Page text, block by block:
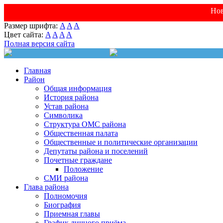
Размер шрифта: A A A
Цвет сайта: A A A A
Полная версия сайта
Главная
Район
Общая информация
История района
Устав района
Символика
Структура ОМС района
Общественная палата
Общественные и политические организации
Депутаты района и поселений
Почетные граждане
Положение
СМИ района
Глава района
Полномочия
Биография
Приемная главы